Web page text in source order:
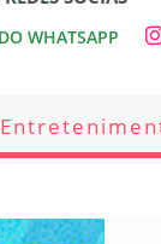
WHATSAPP